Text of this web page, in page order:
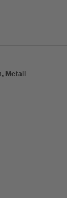
Metall